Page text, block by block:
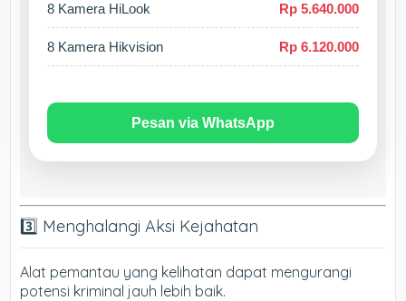
8 Kamera HiLook Rp 5.640.000
8 Kamera Hikvision Rp 6.120.000
Pesan via WhatsApp
3️⃣ Menghalangi Aksi Kejahatan
Alat pemantau yang kelihatan dapat mengurangi
potensi kriminal jauh lebih baik.